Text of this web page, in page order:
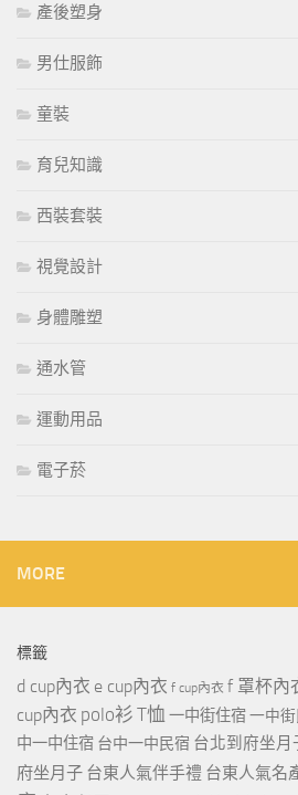
產後塑身
男仕服飾
童裝
育兒知識
西裝套裝
視覺設計
身體雕塑
通水管
運動用品
電子菸
MORE
標籤
d cup內衣 e cup內衣 f cup內衣 f 罩杯內
cup內衣 polo衫 T恤 一中街住宿一中
中一中住宿 台中一中民宿 台北到府坐月
府坐月子 台東人氣伴手禮 台東人氣名